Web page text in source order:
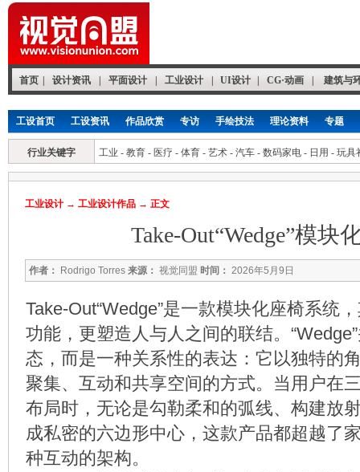
首页 设计资讯 平面设计 工业设计 UI设计 CG·动画 建筑与
工设首页 工设资讯 作品欣赏 专访 手绘技法 理论资料 专题
行业关键字 工业 - 教育 - 医疗 - 体育 - 艺术 - 汽车 - 数码家电 - 日用 - 玩具
工业设计 → 工业设计作品 → 正文
Take-Out“Wedge”模块
作者： Rodrigo Torres 来源： 视觉同盟 时间： 2026年5月9日
Take-Out“Wedge”是一款模块化座椅系统
功能，更塑造人与人之间的联结。
态，而是一种关系性的表达：它以独特的
聚集、互动和共享空间的方式。当用户在
布局时，无论是勾勒柔和的弧线、构建放
成私密的六边形中心，这款产品都超越了
种互动的架构。